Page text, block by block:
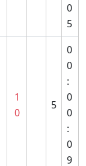
0
5
1
0
5
0
0
:
0
0
:
0
9